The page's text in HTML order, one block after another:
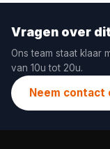
Vragen over
Ons team staat klaar
van 10u tot 20u.
Neem contact